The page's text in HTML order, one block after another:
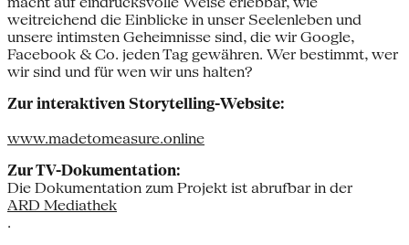
weitreichend die Einblicke in unser Seelenleben und
unsere intimsten Geheimnisse sind, die wir Google,
Facebook & Co. jeden Tag gewähren. Wer bestimmt, wer
wir sind und für wen wir uns halten?
Zur interaktiven Storytelling-Website:
www.madetomeasure.online
Zur TV-Dokumentation:
Die Dokumentation zum Projekt ist abrufbar in der
ARD Mediathek
.